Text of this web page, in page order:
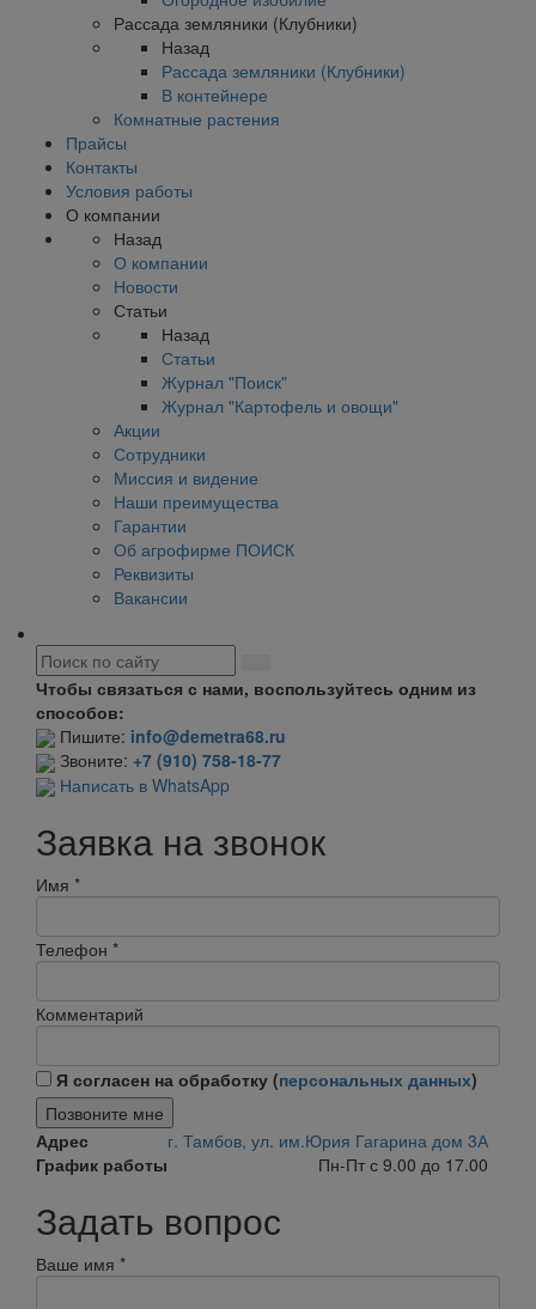
Рассада земляники (Клубники)
Назад
Рассада земляники (Клубники)
В контейнере
Комнатные растения
Прайсы
Контакты
Условия работы
О компании
Назад
О компании
Новости
Статьи
Назад
Статьи
Журнал "Поиск"
Журнал "Картофель и овощи"
Акции
Сотрудники
Миссия и видение
Наши преимущества
Гарантии
Об агрофирме ПОИСК
Реквизиты
Вакансии
Чтобы связаться с нами, воспользуйтесь одним из
способов:
Пишите: info@demetra68.ru
Звоните: +7 (910) 758-18-77
Написать в WhatsApp
Заявка на звонок
Имя *
Телефон *
Комментарий
Я согласен на обработку (персональных данных)
Позвоните мне
Адрес
г. Тамбов, ул. им.Юрия Гагарина дом 3А
График работы
Пн-Пт с 9.00 до 17.00
Задать вопрос
Ваше имя *